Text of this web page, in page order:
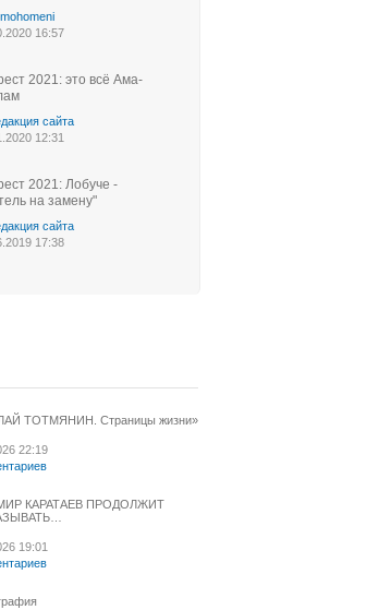
16:57
2021: это всё Ама-
сайта
12:31
2021: Лобуче -
на замену"
сайта
17:38
ТОТМЯНИН. Страницы жизни»
22:19
КАРАТАЕВ ПРОДОЛЖИТ
19:01